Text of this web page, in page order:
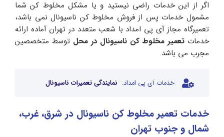
اگر از این خدمات راضی نیستید و یا مشکل مخلوط کن شما
مشمول خدمات پس از فروش مخلوط کن ناسیونال نمی باشد،
تعمیرگاه مجاز آی پی امداد با شعب متعدد در تهران آماده ارائه
خدمات تعمیر مخلوط کن ناسیونال در محل توسط متخصصین
مجرب می باشد.
خدمات آی پی امداد: نمایندگی تعمیرات ناسیونال
خدمات تعمیر مخلوط کن ناسیونال در شرق، غرب،
شمال و جنوب تهران